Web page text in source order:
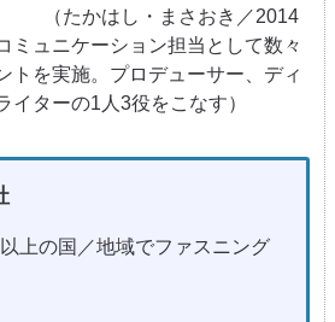
（たかはし・まさおき／2014
ミュニケーション担当として数々
トを実施。プロデューサー、ディ
イターの1人3役をこなす）
上の国／地域でファスニング